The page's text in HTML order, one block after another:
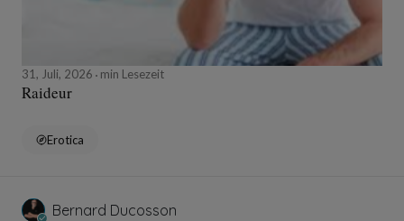
31, Juli, 2026 min Lesezeit
Raideur
Erotica
Bernard Ducosson